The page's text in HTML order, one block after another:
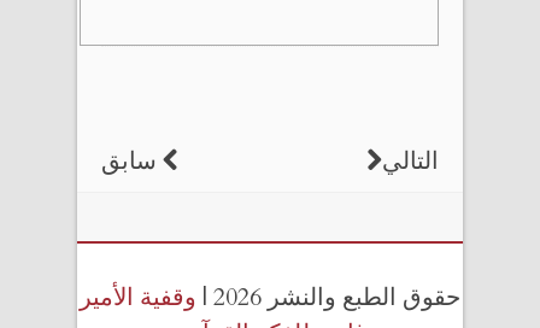
سابق التالي
حقوق الطبع والنشر 2026 |
وقفية الأمير